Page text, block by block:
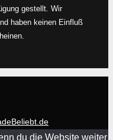
gestellt. Wir
haben keinen Einfluß
du die Website weiter